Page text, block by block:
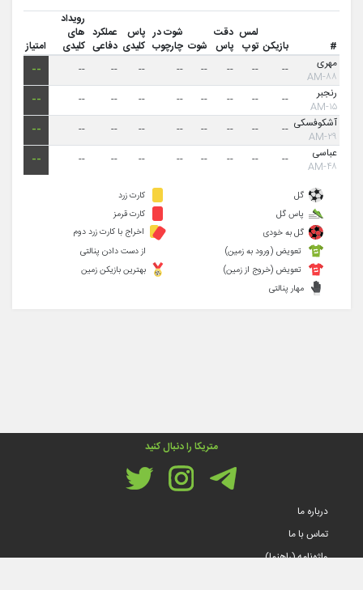
# بازیکن
لمس
توپ
دقت
پاس شوت
شوت در
چارچوب
پاس
کلیدی
عملکرد
دفاعی
رویداد
های
کلیدی
امتیاز
مهری
۸۸-AM
--
--
--
--
--
--
--
--
--
رنجبر
۱۵-AM
--
--
--
--
--
--
--
--
--
آشکوفسکی
۲۹-AM
--
--
--
--
--
--
--
--
--
عباسی
۴۸-AM
--
--
--
--
--
--
--
--
--
گل
پاس گل
گل به خودی
کارت زرد
کارت قرمز
اخراج با کارت زرد دوم
تعویض (ورود به زمین)
تعویض (خروج از زمین)
مهار پنالتی
از دست دادن پنالتی
بهترین بازیکن زمین
متریکا را دنبال کنید
درباره ما
تماس با ما
واژه‌نامه (راهنما)